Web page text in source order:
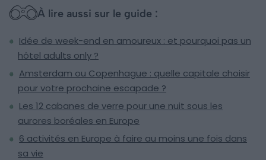
À lire aussi sur le guide :
Idée de week-end en amoureux : et pourquoi pas un
hôtel adults only ?
Amsterdam ou Copenhague : quelle capitale choisir
pour votre prochaine escapade ?
Les 12 cabanes de verre pour une nuit sous les
aurores boréales en Europe
6 activités en Europe à faire au moins une fois dans
sa vie